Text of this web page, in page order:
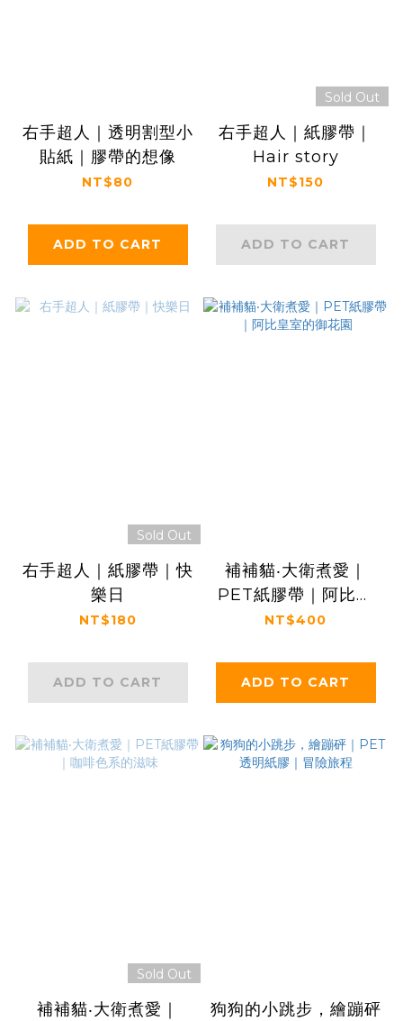
右手超人｜透明割型小
貼紙｜膠帶的想像
NT$80
ADD TO CART
Sold Out
右手超人｜紙膠帶｜
Hair story
NT$150
ADD TO CART
Sold Out
右手超人｜紙膠帶｜快
樂日
NT$180
ADD TO CART
補補貓‧大衛煮愛｜
PET紙膠帶｜阿比皇
室的御花園
NT$400
ADD TO CART
Sold Out
補補貓‧大衛煮愛｜
狗狗的小跳步，繪蹦砰